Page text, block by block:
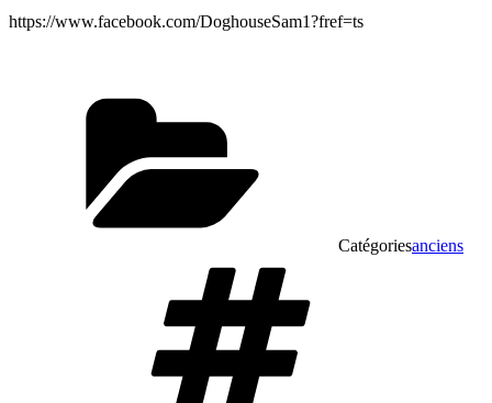
https://www.facebook.com/DoghouseSam1?fref=ts
Catégoriesanciens